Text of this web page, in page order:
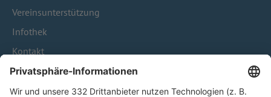
Vereinsunterstützung
Infothek
Kontakt
HÄUFIG BESUCHTE SEITEN